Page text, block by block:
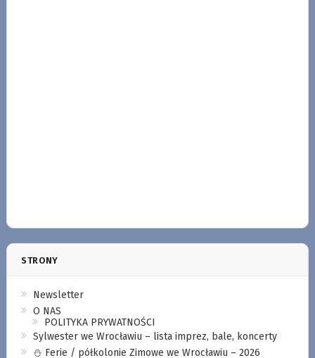
STRONY
Newsletter
O NAS
POLITYKA PRYWATNOŚCI
Sylwester we Wrocławiu – lista imprez, bale, koncerty
⛄️ Ferie / półkolonie Zimowe we Wrocławiu – 2026